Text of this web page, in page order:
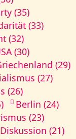
(35)
(33)
(32)
(30)
(29)
(27)
(26)
Berlin (24)
(23)
Diskussion (21)